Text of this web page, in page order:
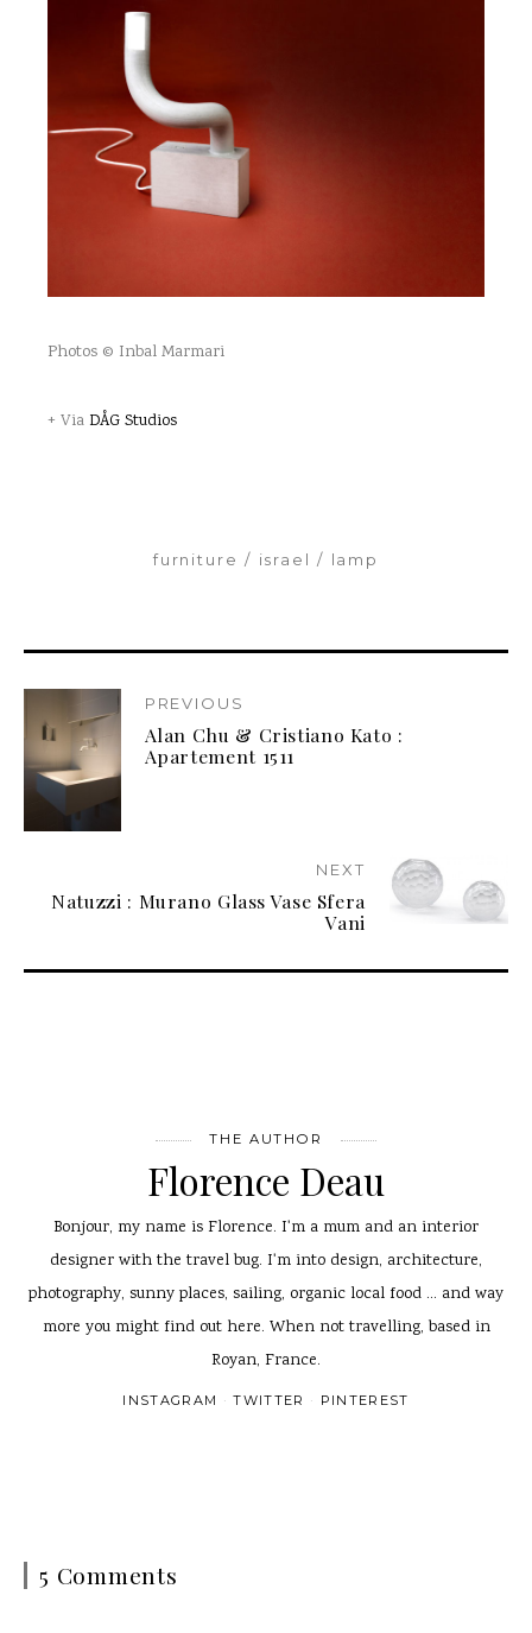
Photos © Inbal Marmari
+ Via DÅG Studios
furniture israel lamp
PREVIOUS
Alan Chu & Cristiano Kato :
Apartement 1511
NEXT
Natuzzi : Murano Glass Vase Sfera
Vani
THE AUTHOR
Florence Deau
Bonjour, my name is Florence. I'm a mum and an interior
designer with the travel bug. I'm into design, architecture,
photography, sunny places, sailing, organic local food ... and way
more you might find out here. When not travelling, based in
Royan, France.
INSTAGRAM TWITTER PINTEREST
5 Comments